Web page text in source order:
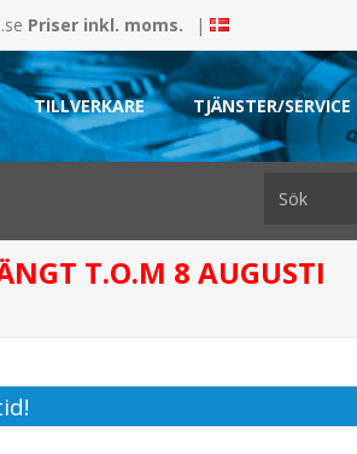
Priser inkl. moms. |
TILLVERKARE TJÄNSTER/SERVICE
T.O.M 8 AUGUSTI